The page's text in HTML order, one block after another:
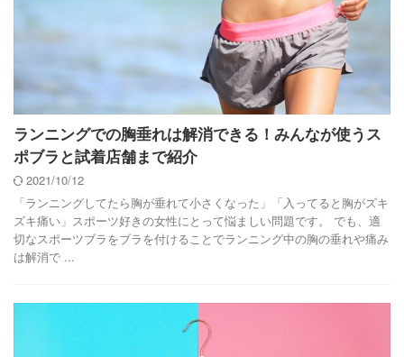
ランニングでの胸垂れは解消できる！みんなが使うス
ポブラと試着店舗まで紹介
2021/10/12
「ランニングしてたら胸が垂れて小さくなった」「入ってると胸がズキ
ズキ痛い」スポーツ好きの女性にとって悩ましい問題です。 でも、適
切なスポーツブラをブラを付けることでランニング中の胸の垂れや痛み
は解消で ...